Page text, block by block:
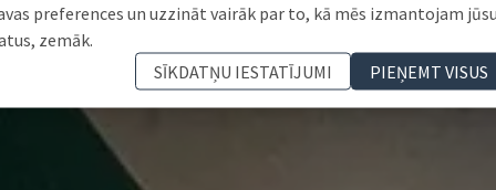
preferences un uzzināt vairāk par to, kā mēs izmantojam
zemāk.
SĪKDATŅU IESTATĪJUMI
PIEŅEMT VISUS